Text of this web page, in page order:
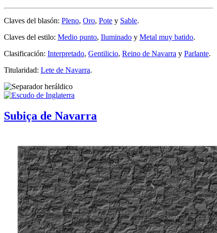
Claves del blasón: Pleno, Oro, Pote y Sable.
Claves del estilo: Medio punto, Iluminado y Metal muy batido.
Clasificación: Interpretado, Gentilicio, Reino de Navarra y Parlante.
Titularidad: Lete de Navarra.
Subiça de Navarra